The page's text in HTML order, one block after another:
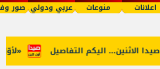
اعلانات منوعات عربي ودولي صور
«لأوّل اليكم التفاصيل